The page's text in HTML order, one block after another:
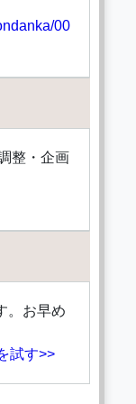
00
整・企画
。お早め
試す>>